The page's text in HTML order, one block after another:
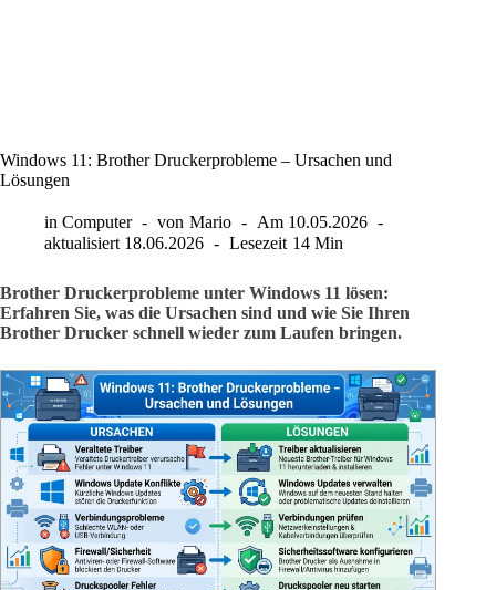
Windows 11: Brother Druckerprobleme – Ursachen und
Lösungen
in Computer von Mario Am 10.05.2026
aktualisiert 18.06.2026 Lesezeit 14 Min
Brother Druckerprobleme unter Windows 11 lösen:
Erfahren Sie, was die Ursachen sind und wie Sie Ihren
Brother Drucker schnell wieder zum Laufen bringen.